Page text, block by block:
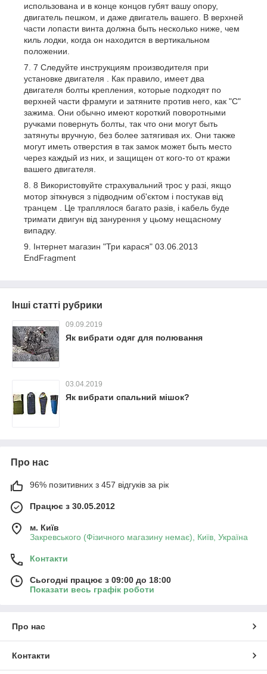
использована и в конце концов губят вашу опору,
двигатель пешком, и даже двигатель вашего. В верхней
части лопасти винта должна быть несколько ниже, чем
киль лодки, когда он находится в вертикальном
положении.
7 Следуйте инструкциям производителя при
установке двигателя . Как правило, имеет два
двигателя болты крепления, которые подходят по
верхней части фрамуги и затяните против него, как "C"
зажима. Они обычно имеют короткий поворотными
ручками повернуть болты, так что они могут быть
затянуты вручную, без более затягивая их. Они также
могут иметь отверстия в так замок может быть место
через каждый из них, и защищен от кого-то от кражи
вашего двигателя.
8 Використовуйте страхувальний трос у разі, якщо
мотор зіткнувся з підводним об'єктом і постукав від
транцем . Це траплялося багато разів, і кабель буде
тримати двигун від занурення у цьому нещасному
випадку.
Інтернет магазин "Три карася" 03.06.2013
EndFragment
Інші статті рубрики
09.09.2019
Як вибрати одяг для полювання
03.04.2019
Як вибрати спальний мішок?
Про нас
96% позитивних з 457 відгуків за рік
Працює з 30.05.2012
м. Київ
Закревського (Фізичного магазину немає), Київ, Україна
Контакти
Сьогодні працює з 09:00 до 18:00
Показати весь графік роботи
Про нас
Контакти